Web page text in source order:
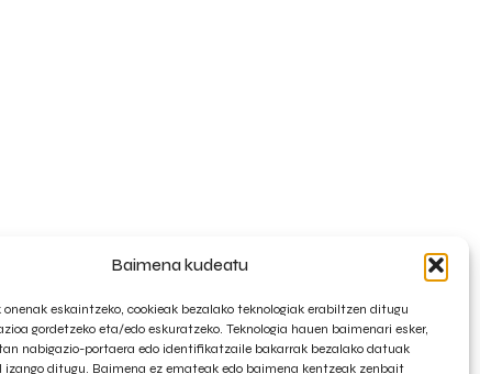
Baimena kudeatu
onenak eskaintzeko, cookieak bezalako teknologiak erabiltzen ditugu
gordetzeko eta/edo eskuratzeko. Teknologia hauen baimenari esker,
nabigazio-portaera edo identifikatzaile bakarrak bezalako datuak
izango ditugu. Baimena ez emateak edo baimena kentzeak zenbait